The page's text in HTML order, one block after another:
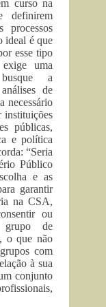
curso na
definirem
processos
ideal é que
esse tipo
uma
a
de
necessário
instituições
públicas,
e política
“Seria
Público
e as
garantir
na CSA,
ou
grupo de
o que não
com
à sua
conjunto